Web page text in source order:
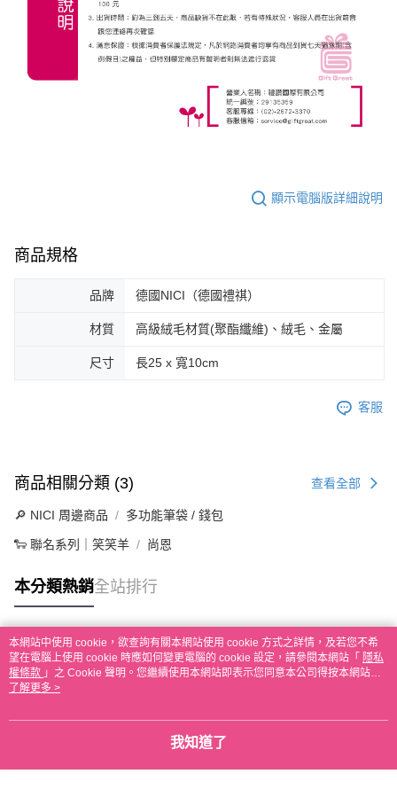
顯示電腦版詳細說明
商品規格
品牌 德國NICI（德國禮祺）
材質 高級絨毛材質(聚酯纖維)、絨毛、金屬
尺寸 長25 x 寬10cm
客服
商品相關分類 (3) 查看全部
🔎 NICI 周邊商品 多功能筆袋 / 錢包
🐑 聯名系列｜笑笑羊 尚恩
本分類熱銷全站排行
熱門標籤
本網站中使用 cookie，欲查詢有關本網站使用 cookie 方式之詳情，及若您不希
望在電腦上使用 cookie 時應如何變更電腦的 cookie 設定，請參閱本網站「 隱私
權條款 」之 Cookie 聲明。您繼續使用本網站即表示您同意本公司得按本網站使
用條款之 Cookie 聲明使用 cookie。
了解更多 >
我知道了